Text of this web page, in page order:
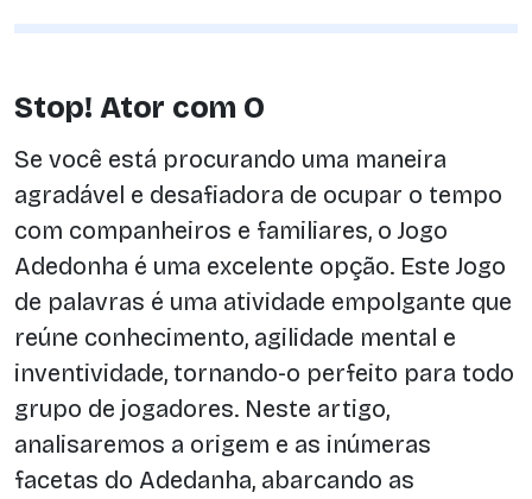
Stop! Ator com O
Se você está procurando uma maneira
agradável e desafiadora de ocupar o tempo
com companheiros e familiares, o Jogo
Adedonha é uma excelente opção. Este Jogo
de palavras é uma atividade empolgante que
reúne conhecimento, agilidade mental e
inventividade, tornando-o perfeito para todo
grupo de jogadores. Neste artigo,
analisaremos a origem e as inúmeras
facetas do Adedanha, abarcando as